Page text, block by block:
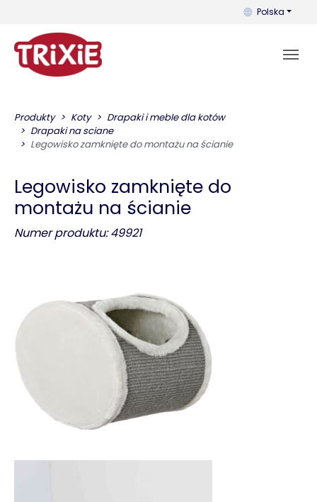
Możesz
Polska
Produkty Koty
Drapaki i meble dla kotów
Drapaki na sciane
Legowisko zamknięte do montażu na ścianie
Legowisko zamknięte do
montażu na ścianie
Numer produktu: 49921